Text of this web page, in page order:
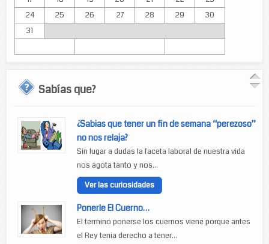
24
25 26 27 28 29
30
31
Sabías que?
¿Sabias que tener un fin de semana “perezoso”
no nos relaja?
Sin lugar a dudas la faceta laboral de nuestra vida
nos agota tanto y nos...
Ver las curiosidades
Ponerle El Cuerno…
El termino ponerse los cuernos viene porque antes
el Rey tenia derecho a tener...